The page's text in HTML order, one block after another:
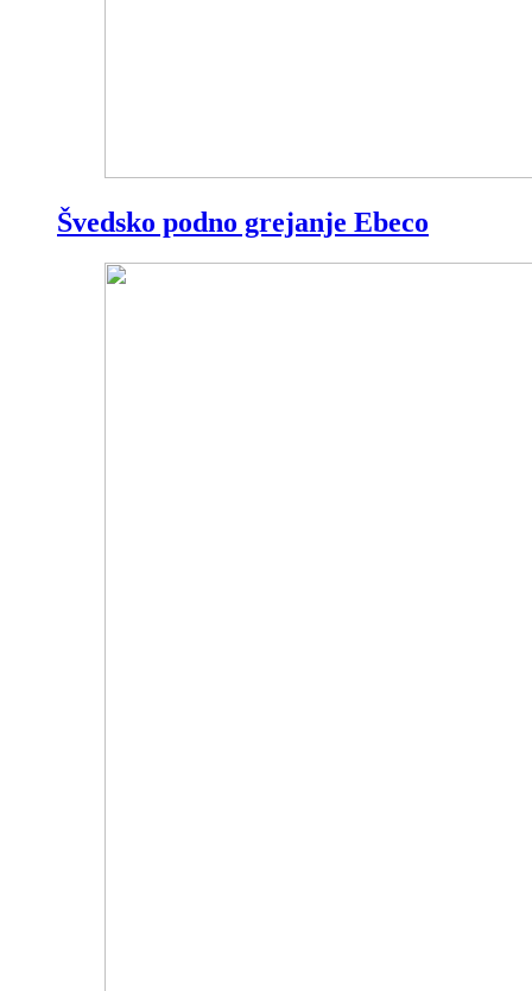
Švedsko podno grejanje Ebeco